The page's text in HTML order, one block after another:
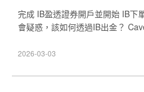
完成 IB盈透證券開戶並開始 IB下
會疑惑，該如何透過IB出金？
對於美股投資有興趣，想開始投資
2026-03-03